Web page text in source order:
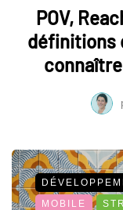
POV,
définitions
MOBILE